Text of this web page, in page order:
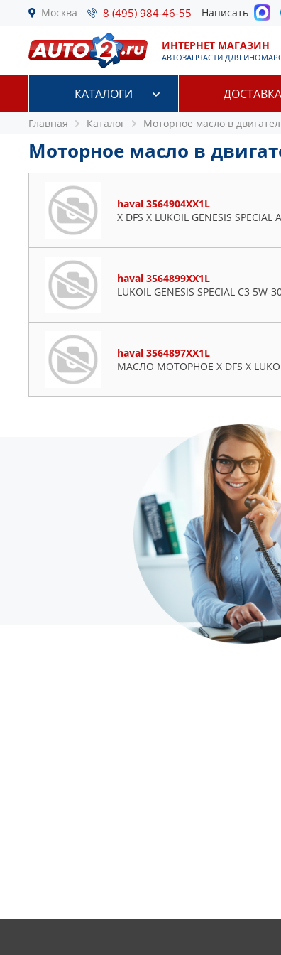
Москва 8 (495) 984-46-55 Написать
ИНТЕРНЕТ МАГАЗИН
АВТОЗАПЧАСТИ ДЛЯ
КАТАЛОГИ ДОСТАВКА
Главная Каталог Моторное масло в
Моторное масло в
haval 3564904XX1L
X DFS X LUKOIL GENESIS SPECIAL
haval 3564899XX1L
LUKOIL GENESIS SPECIAL C3 5W-
haval 3564897XX1L
МАСЛО МОТОРНОЕ X DFS X LUKOIL